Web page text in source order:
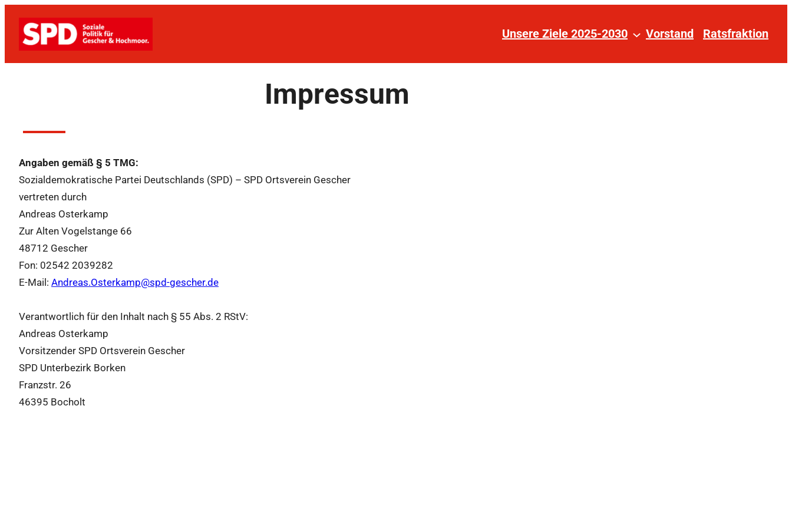
Unsere Ziele 2025-2030 Vorstand Ratsfraktion
Impressum
Angaben gemäß § 5 TMG:
Sozialdemokratische Partei Deutschlands (SPD) – SPD Ortsverein Gescher
vertreten durch
Andreas Osterkamp
Zur Alten Vogelstange 66
48712 Gescher
Fon: 02542 2039282
E-Mail: Andreas.Osterkamp@spd-gescher.de
Verantwortlich für den Inhalt nach § 55 Abs. 2 RStV:
Andreas Osterkamp
Vorsitzender SPD Ortsverein Gescher
SPD Unterbezirk Borken
Franzstr. 26
46395 Bocholt